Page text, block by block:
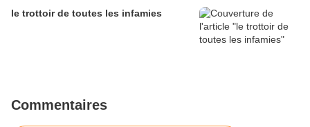
le trottoir de toutes les infamies
Commentaires